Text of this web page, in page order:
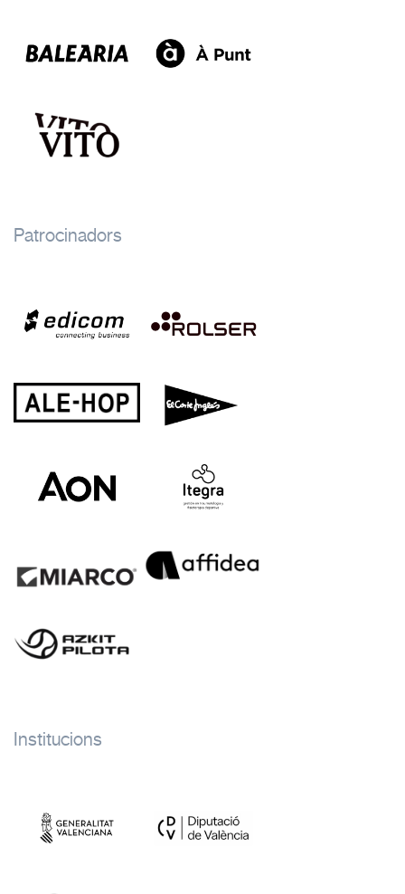
Patrocinadors
Institucions